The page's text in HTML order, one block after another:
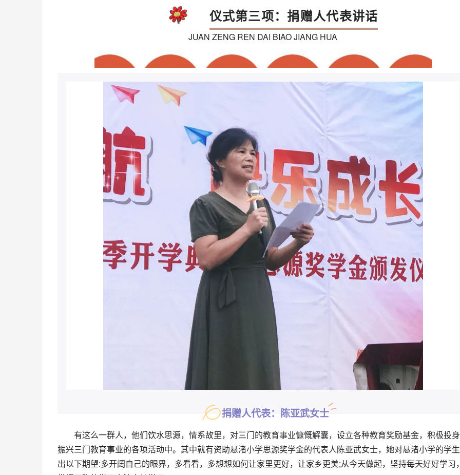
仪式第三项：捐赠人代表讲话
JUAN ZENG REN DAI BIAO JIANG HUA
捐赠人代表：陈亚武女士
有这么一群人，他们饮水思源，情系故里，对三门的教育事业慷慨解囊，设立各种教育奖励基金，积极投
振兴三门教育事业的各项活动中。其中就有资助悬渚小学思源奖学金的代表人陈亚武女士，她对悬渚小学的学
出以下期望:多开阔自己的眼界，多看看，多想想如何让家里更好，让家乡更美;从今天做起，坚持每天好好学习